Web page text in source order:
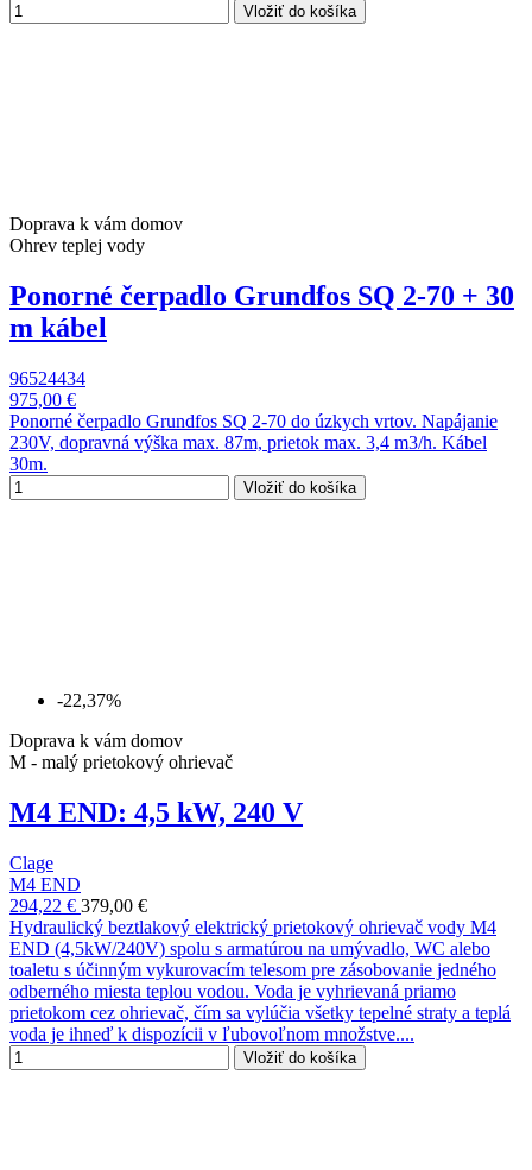
Vložiť do košíka
Doprava k vám domov
Ohrev teplej vody
Ponorné čerpadlo Grundfos SQ 2-70 + 30
m kábel
96524434
975,00 €
Ponorné čerpadlo Grundfos SQ 2-70 do úzkych vrtov. Napájanie
230V, dopravná výška max. 87m, prietok max. 3,4 m3/h. Kábel
30m.
Vložiť do košíka
-22,37%
Doprava k vám domov
M - malý prietokový ohrievač
M4 END: 4,5 kW, 240 V
Clage
M4 END
294,22 € 379,00 €
Hydraulický beztlakový elektrický prietokový ohrievač vody M4
END (4,5kW/240V) spolu s armatúrou na umývadlo, WC alebo
toaletu s účinným vykurovacím telesom pre zásobovanie jedného
odberného miesta teplou vodou. Voda je vyhrievaná priamo
prietokom cez ohrievač, čím sa vylúčia všetky tepelné straty a teplá
voda je ihneď k dispozícii v ľubovoľnom množstve....
Vložiť do košíka